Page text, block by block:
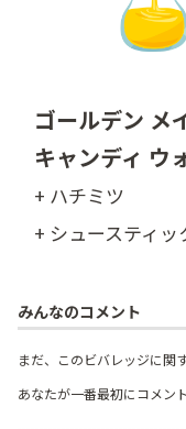
ゴールデン メ
キャンディ ウ
+ ハチミツ
+ シュースティ
みんなのコメント
まだ、このビバレッジに関
あなたが一番最初にコメン